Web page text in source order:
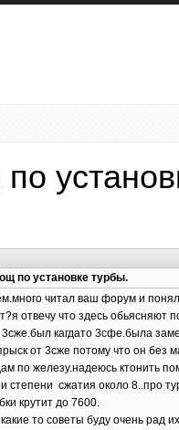
по установке турбы.
читал ваш форум и
отвечу что здесь обьясняют
кагдато 3сфе.была
от 3сже потому что он без
по железу.надеюсь ктонить
степени сжатия около 8..про
крутит до 7600.
то советы буду очень рад